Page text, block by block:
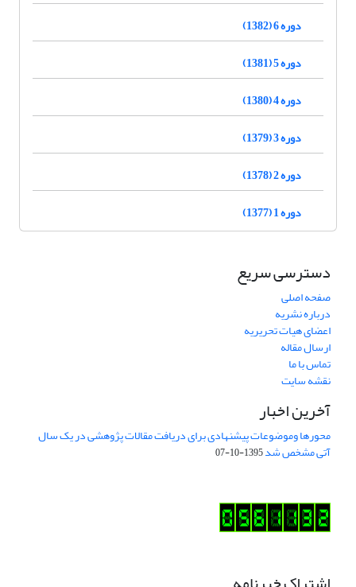
دوره 6 (1382)
دوره 5 (1381)
دوره 4 (1380)
دوره 3 (1379)
دوره 2 (1378)
دوره 1 (1377)
دسترسی سریع
صفحه اصلی
درباره نشریه
اعضای هیات تحریریه
ارسال مقاله
تماس با ما
نقشه سایت
آخرین اخبار
محورها وموضوعات پیشنهادی برای دریافت مقالات پژوهشی در یک سال
آتی مشخص شد1395-10-07